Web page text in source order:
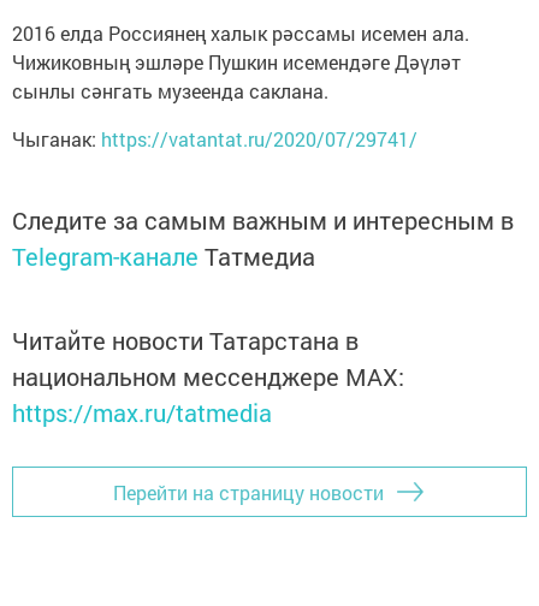
2016 елда Россиянең халык рәссамы исемен ала.
Чижиковның эшләре Пушкин исемендәге Дәүләт
сынлы сәнгать музеенда саклана.
Чыганак: https://vatantat.ru/2020/07/29741/
Следите за самым важным и интересным в
Telegram-канале Татмедиа
Читайте новости Татарстана в
национальном мессенджере MАХ:
https://max.ru/tatmedia
Перейти на страницу новости